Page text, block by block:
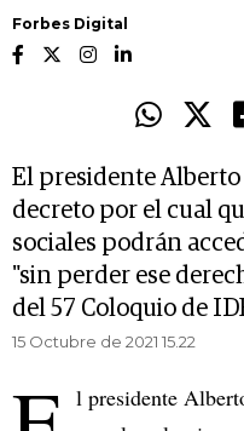
Forbes Digital
El presidente
decreto por el cual
sociales podrán
"sin perder ese
del 57 Coloquio de
15 Octubre de 2021 15.22
l presidente